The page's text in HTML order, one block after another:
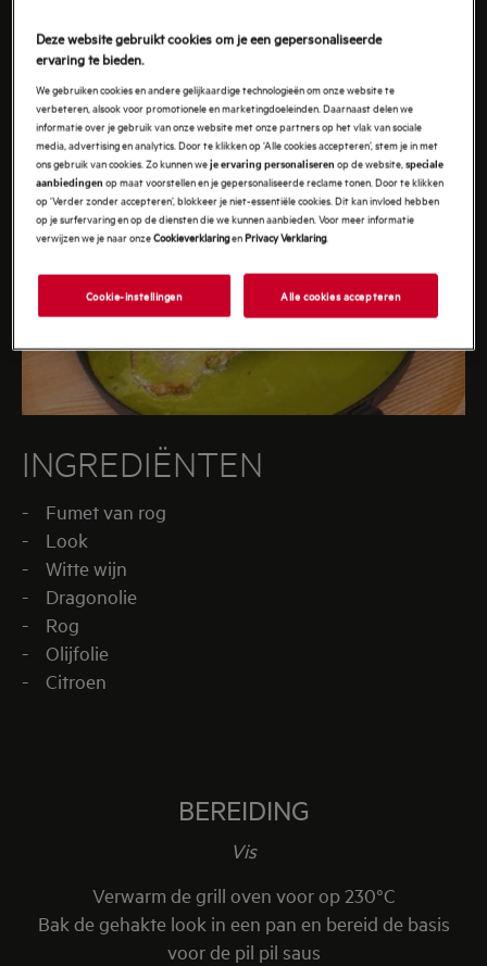
INGREDIËNTEN
- Fumet van rog
- Look
- Witte wijn
- Dragonolie
- Rog
- Olijfolie
- Citroen
BEREIDING
Vis
Verwarm de grill oven voor op 230°C
Bak de gehakte look in een pan en bereid de basis
voor de pil pil saus
Deze website gebruikt cookies om je een gepersonaliseerde
ervaring te bieden.
We gebruiken cookies en andere gelijkaardige technologieën om onze website te
verbeteren, alsook voor promotionele en marketingdoeleinden. Daarnaast delen we
informatie over je gebruik van onze website met onze partners op het vlak van sociale
media, advertising en analytics. Door te klikken op ‘Alle cookies accepteren’, stem je in met
ons gebruik van cookies. Zo kunnen weje ervaring personaliseren op de website,speciale
aanbiedingen op maat voorstellen en je gepersonaliseerde reclame tonen. Door te klikken
op ‘Verder zonder accepteren’, blokkeer je niet-essentiële cookies. Dit kan invloed hebben
op je surfervaring en op de diensten die we kunnen aanbieden. Voor meer informatie
verwijzen we je naar onzeCookieverklaringenPrivacy Verklaring.
Cookie-instellingen Alle cookies accepteren